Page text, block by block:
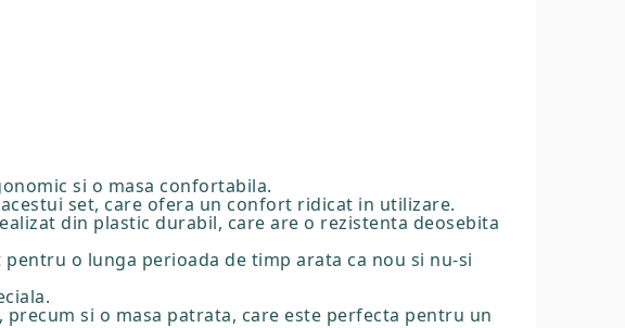
si o masa confortabila.
set, care ofera un confort ridicat in utilizare.
din plastic durabil, care are o rezistenta deosebita
o lunga perioada de timp arata ca nou si nu-si
si o masa patrata, care este perfecta pentru un